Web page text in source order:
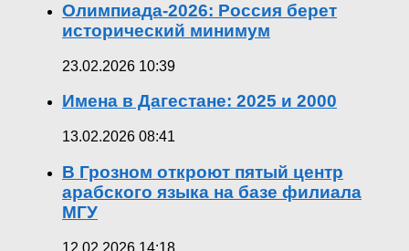
Олимпиада-2026: Россия берет
исторический минимум
23.02.2026 10:39
Имена в Дагестане: 2025 и 2000
13.02.2026 08:41
В Грозном откроют пятый центр
арабского языка на базе филиала
МГУ
12.02.2026 14:18